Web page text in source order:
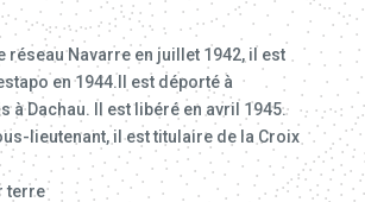
réseau Navarre en juillet 1942, il est
en 1944.Il est déporté à
à Dachau. Il est libéré en avril 1945.
lieutenant, il est titulaire de la Croix
terre